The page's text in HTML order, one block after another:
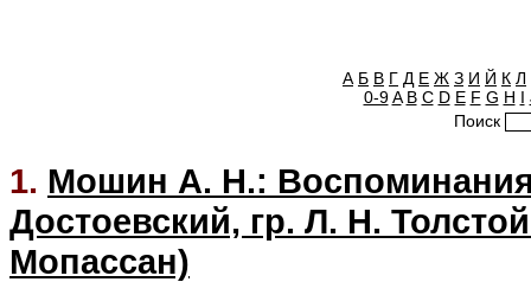
А Б В Г Д Е Ж З И Й К Л
0-9 A B C D E F G H I
Поиск
1. Мошин А. Н.:
Достоевский, гр. Л. Н.
Мопассан)